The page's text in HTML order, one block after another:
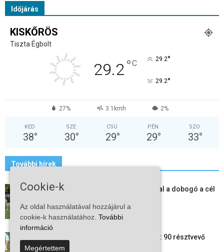
Időjárás
KISKŐRÖS
Tiszta Égbolt
29.2°C 29.2°
29.2°
27% 3.1kmh 2%
KED
38°
SZE
30°
CSÜ
29°
PÉN
29°
SZO
33°
További hírek
Kiskőrösi LC II.: öt új játékossal a dobogó a cél
24 órás futás a Vadkerti-tónál: 90 résztvevő
1180 kilométert teljesített
Cookie-k
Az oldal használatával hozzájárul a
cookie-k használatához. További
információ
Megértettem